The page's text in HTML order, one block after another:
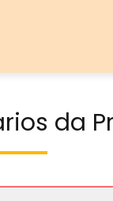
da